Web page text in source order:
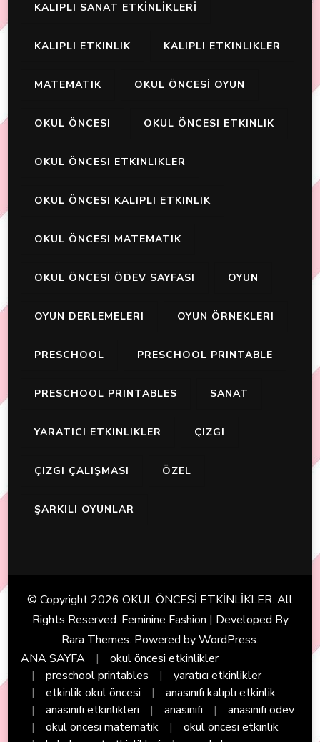
KALIPLI SANAT ETKİNLİKLERİ
KALIPLI ETKINLIK KALIPLI ETKINLIKLER
MATEMATIK OKUL ÖNCESİ OYUN
OKUL ÖNCESI OKUL ÖNCESI ETKINLIK
OKUL ÖNCESI ETKINLIKLER
OKUL ÖNCESI KALIPLI ETKINLIK
OKUL ÖNCESI MATEMATIK
OKUL ÖNCESI ÖDEV SAYFASI OYUN
OYUN DERLEMELERI OYUN ÖRNEKLERI
PRESCHOOL PRESCHOOL PRINTABLE
PRESCHOOL PRINTABLES SANAT
YARATICI ETKINLIKLER ÇIZGI
ÇIZGI ÇALIŞMASI ÖZEL
ŞARKILI OYUNLAR
© Copyright 2026 OKUL ÖNCESİ ETKİNLİKLER. All
Rights Reserved. Feminine Fashion | Developed By
Rara Themes. Powered byWordPress.
ANA SAYFA
okul öncesi etkinlikler
preschool printables
yaratıcı etkinlikler
etkinlik okul öncesi
anasınıfı kalıplı etkinlik
anasınıfı etkinlikleri
anasınıfı
anasınıfı ödev
okul öncesi matematik
okul öncesi etkinlik